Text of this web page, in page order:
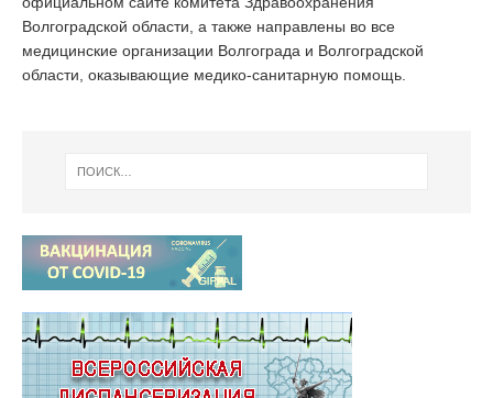
Волгоградской области, а также направлены во все
медицинские организации Волгограда и Волгоградской
области, оказывающие медико-санитарную помощь.